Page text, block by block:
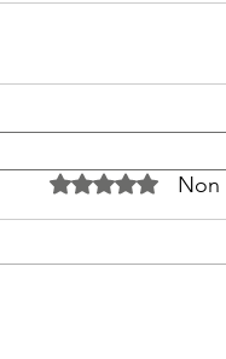
Valutazione 0
Non